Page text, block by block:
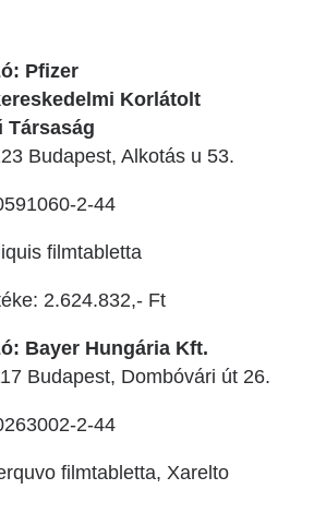
Pfizer
Korlátolt
Társaság
Budapest, Alkotás u 53.
2-44
filmtabletta
2.624.832,- Ft
Bayer Hungária Kft.
Budapest, Dombóvári út 26.
2-44
filmtabletta, Xarelto